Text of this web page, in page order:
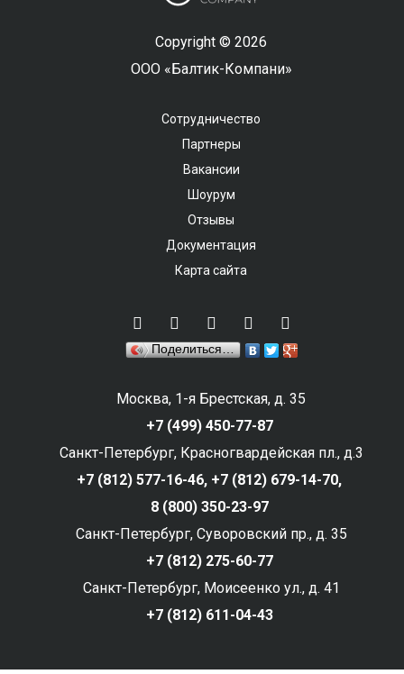
Copyright © 2026
ООО «Балтик-Компани»
Сотрудничество
Партнеры
Вакансии
Шоурум
Отзывы
Документация
Карта сайта
Поделиться…
Москва, 1-я Брестская, д. 35
+7 (499) 450-77-87
Санкт-Петербург, Красногвардейская пл., д.3
+7 (812) 577-16-46, +7 (812) 679-14-70,
8 (800) 350-23-97
Санкт-Петербург, Суворовский пр., д. 35
+7 (812) 275-60-77
Санкт-Петербург, Моисеенко ул., д. 41
+7 (812) 611-04-43